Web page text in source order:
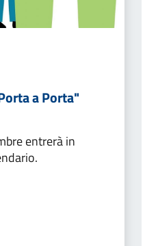
a Porta"
entrerà in